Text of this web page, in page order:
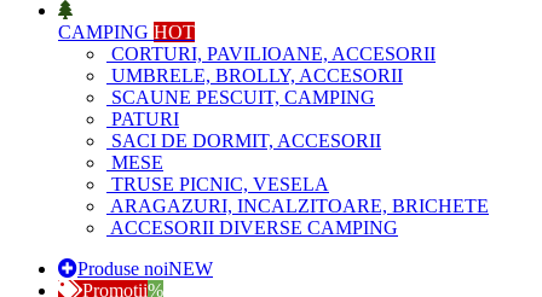
CAMPING HOT
CORTURI, PAVILIOANE, ACCESORII
UMBRELE, BROLLY, ACCESORII
SCAUNE PESCUIT, CAMPING
PATURI
SACI DE DORMIT, ACCESORII
MESE
TRUSE PICNIC, VESELA
ARAGAZURI, INCALZITOARE, BRICHETE
ACCESORII DIVERSE CAMPING
Produse noiNEW
Promotii%